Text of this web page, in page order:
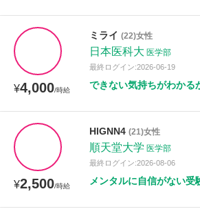
¥4,000/時給
ミライ (22)女性
日本医科大 医学部
最終ログイン:2026-06-19
できない気持ちがわかる
¥2,500/時給
HlGNN4 (21)女性
順天堂大学 医学部
最終ログイン:2026-08-06
メンタルに自信がない受